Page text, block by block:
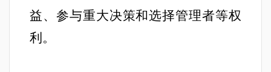
益、参与重大决策和选择管理者等权
利。